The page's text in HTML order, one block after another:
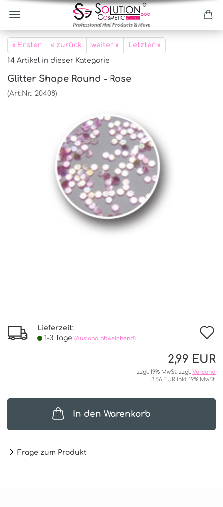
« Erster « zurück weiter » Letzter »
14 Artikel in dieser Kategorie
Glitter Shape Round - Rose
(Art.Nr.: 20408)
Lieferzeit:
1-3 Tage (Ausland abweichend)
2,99 EUR
zzgl. 19% MwSt. zzgl. Versand
3,56 EUR inkl. 19% MwSt.
In den Warenkorb
Frage zum Produkt